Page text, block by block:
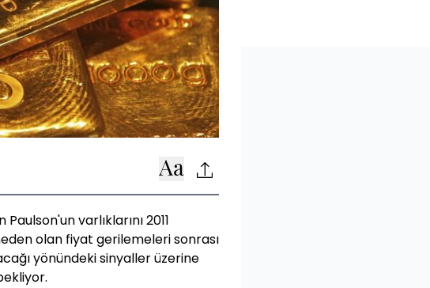
varlıklarını 2011
olan fiyat gerilemeleri sonrası
yönündeki sinyaller üzerine